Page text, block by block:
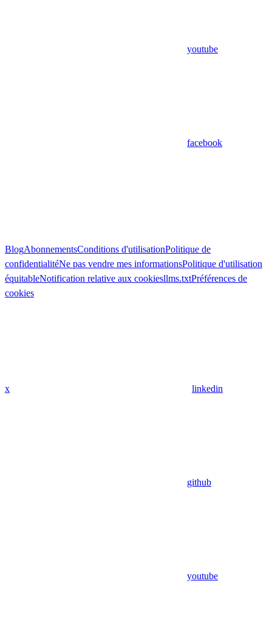
youtube
facebook
BlogAbonnementsConditions d'utilisationPolitique de
confidentialitéNe pas vendre mes informationsPolitique d'utilisation
équitableNotification relative aux cookiesllms.txtPréférences de
cookies
x linkedin
github
youtube